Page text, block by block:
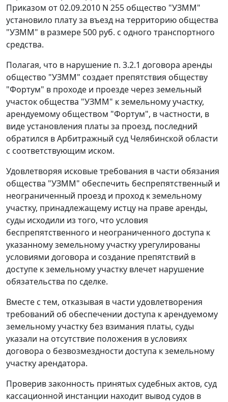
Приказом от 02.09.2010 N 255 общество "УЗММ"
установило плату за въезд на территорию общества
"УЗММ" в размере 500 руб. с одного транспортного
средства.
Полагая, что в нарушение п. 3.2.1 договора аренды
общество "УЗММ" создает препятствия обществу
"Фортум" в проходе и проезде через земельный
участок общества "УЗММ" к земельному участку,
арендуемому обществом "Фортум", в частности, в
виде установления платы за проезд, последний
обратился в Арбитражный суд Челябинской области
с соответствующим иском.
Удовлетворяя исковые требования в части обязания
общества "УЗММ" обеспечить беспрепятственный и
неограниченный проезд и проход к земельному
участку, принадлежащему истцу на праве аренды,
суды исходили из того, что условия
беспрепятственного и неограниченного доступа к
указанному земельному участку урегулированы
условиями договора и создание препятствий в
доступе к земельному участку влечет нарушение
обязательства по сделке.
Вместе с тем, отказывая в части удовлетворения
требований об обеспечении доступа к арендуемому
земельному участку без взимания платы, суды
указали на отсутствие положения в условиях
договора о безвозмездности доступа к земельному
участку арендатора.
Проверив законность принятых судебных актов, суд
кассационной инстанции находит вывод судов в